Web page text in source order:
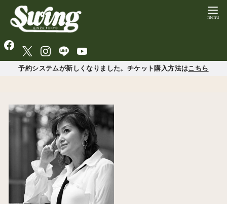
予約システムが新しくなりました。チケット購入方法はこちら